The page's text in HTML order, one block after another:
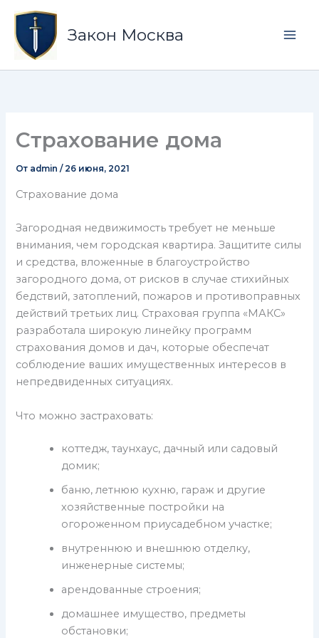
Перейти
содержимомуЗакон Москва
Страхование дома
От admin/ 26 июня, 2021
Страхование дома
Загородная недвижимость требует не меньше
внимания, чем городская квартира. Защитите силы
и средства, вложенные в благоустройство
загородного дома, от рисков в случае стихийных
бедствий, затоплений, пожаров и противоправных
действий третьих лиц. Страховая группа «МАКС»
разработала широкую линейку программ
страхования домов и дач, которые обеспечат
соблюдение ваших имущественных интересов в
непредвиденных ситуациях.
Что можно застраховать:
коттедж, таунхаус, дачный или садовый
домик;
баню, летнюю кухню, гараж и другие
хозяйственные постройки на
огороженном приусадебном участке;
внутреннюю и внешнюю отделку,
инженерные системы;
арендованные строения;
домашнее имущество, предметы
обстановки;